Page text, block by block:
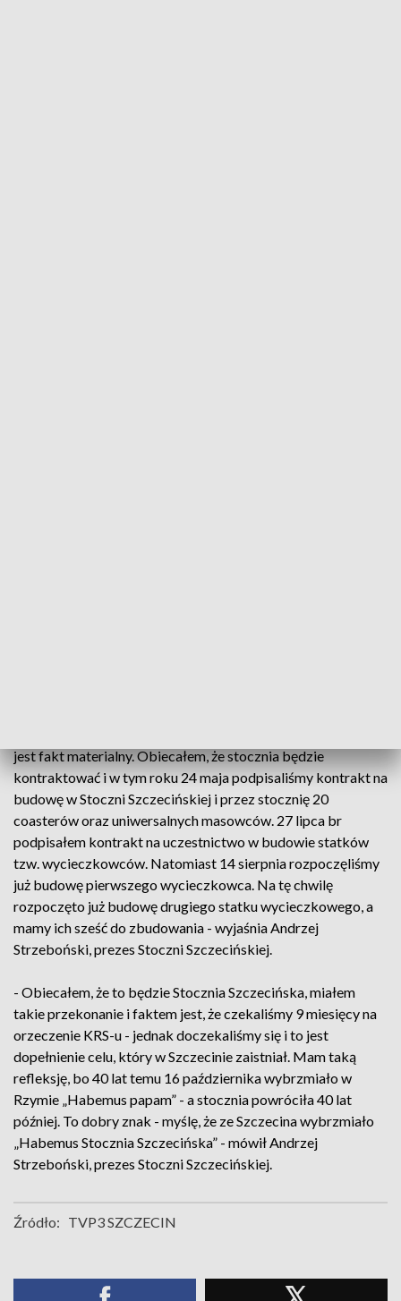
jest fakt materialny. Obiecałem, że stocznia będzie
kontraktować i w tym roku 24 maja podpisaliśmy kontrakt na
budowę w Stoczni Szczecińskiej i przez stocznię 20
coasterów oraz uniwersalnych masowców. 27 lipca br
podpisałem kontrakt na uczestnictwo w budowie statków
tzw. wycieczkowców. Natomiast 14 sierpnia rozpoczęliśmy
już budowę pierwszego wycieczkowca. Na tę chwilę
rozpoczęto już budowę drugiego statku wycieczkowego, a
mamy ich sześć do zbudowania - wyjaśnia Andrzej
Strzeboński, prezes Stoczni Szczecińskiej.
- Obiecałem, że to będzie Stocznia Szczecińska, miałem
takie przekonanie i faktem jest, że czekaliśmy 9 miesięcy na
orzeczenie KRS-u - jednak doczekaliśmy się i to jest
dopełnienie celu, który w Szczecinie zaistniał. Mam taką
refleksję, bo 40 lat temu 16 października wybrzmiało w
Rzymie „Habemus papam” - a stocznia powróciła 40 lat
później. To dobry znak - myślę, że ze Szczecina wybrzmiało
„Habemus Stocznia Szczecińska” - mówił Andrzej
Strzeboński, prezes Stoczni Szczecińskiej.
Źródło: TVP3 SZCZECIN